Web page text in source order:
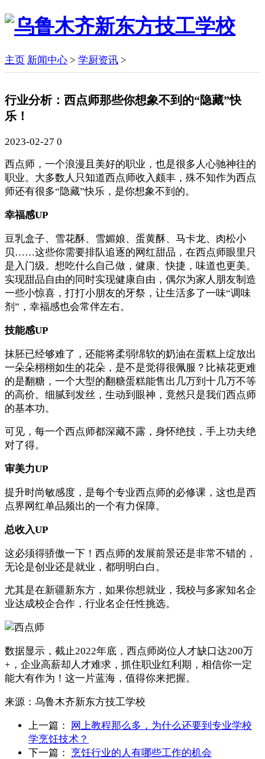
主页 新闻中心 > 学厨资讯 >
行业分析：西点师那些你想象不到的“隐藏”快
乐！
2023-02-27 0
西点师，一个浪漫且美好的职业，也是很多人心驰神往的
职业。大多数人只知道西点师收入颇丰，殊不知作为西点
师还有很多“隐藏”快乐，是你想象不到的。
幸福感UP
豆乳盒子、雪花酥、雪媚娘、蛋黄酥、马卡龙、肉松小
贝……这些你需要排队追逐的网红甜品，在西点师眼里只
是入门级。想吃什么自己做，健康、快捷，味道也更美。
实现甜品自由的同时实现健康自由，偶尔为家人朋友制造
一些小惊喜，打打小朋友的牙祭，让生活多了一味“调味
剂”，幸福感也会常伴左右。
技能感UP
抹胚已经够难了，还能将柔弱绵软的奶油在蛋糕上绽放出
一朵朵栩栩如生的花朵，是不是觉得很佩服？比裱花更难
的是翻糖，一个大型的翻糖蛋糕能售出几万到十几万不等
的高价。细腻到发丝，生动到眼神，竟然只是我们西点师
的基本功。
可见，每一个西点师都深藏不露，身怀绝技，手上功夫绝
对了得。
审美力UP
提升时尚敏感度，是每个专业西点师的必修课，这也是西
点界网红单品频出的一个有力保障。
总收入UP
这必须得骄傲一下！西点师的发展前景还是非常不错的，
无论是创业还是就业，都明明白白。
尤其是在新疆新东方，如果你想就业，我校与多家知名企
业达成校企合作，行业名企任性挑选。
数据显示，截止2022年底，西点师岗位人才缺口达200万
+，企业高薪却人才难求，抓住职业红利期，相信你一定
能大有作为！这一片蓝海，值得你来把握。
来源： 乌鲁木齐新东方技工学校
上一篇：
网上教程那么多，为什么还要到专业学校
学烹饪技术？
下一篇： 烹饪行业的人有哪些工作的机会